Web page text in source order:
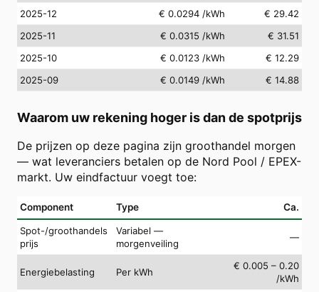
2025-12
€ 0.0294 /kWh
€ 29.42
2025-11
€ 0.0315 /kWh
€ 31.51
2025-10
€ 0.0123 /kWh
€ 12.29
2025-09
€ 0.0149 /kWh € 14.88
Waarom uw rekening hoger is dan de spotprijs
De prijzen op deze pagina zijn groothandel morgen
— wat leveranciers betalen op de Nord Pool / EPEX-
markt. Uw eindfactuur voegt toe:
Component Type Ca.
Spot-/groothandels
prijs
Variabel —
morgenveiling
—
Energiebelasting Per kWh
€ 0.005 – 0.20
/kWh